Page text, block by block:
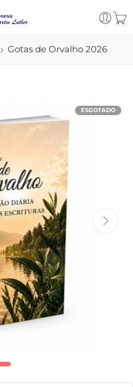
Gotas de Orvalho 2026
ESGOTADO